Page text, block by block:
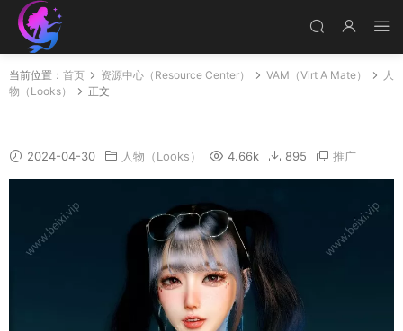
当前位置： 首页 资源中心（Resource Center） VAM（Virt A Mate）
人
物（Looks）
正文
2024-04-30 人物（Looks） 4.66k 895 推广